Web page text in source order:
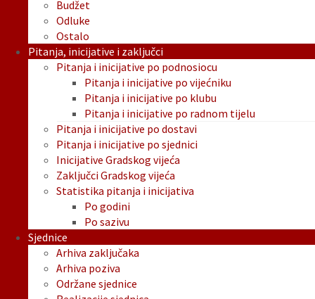
Budžet
Odluke
Ostalo
Pitanja, inicijative i zaključci
Pitanja i inicijative po podnosiocu
Pitanja i inicijative po vijećniku
Pitanja i inicijative po klubu
Pitanja i inicijative po radnom tijelu
Pitanja i inicijative po dostavi
Pitanja i inicijative po sjednici
Inicijative Gradskog vijeća
Zaključci Gradskog vijeća
Statistika pitanja i inicijativa
Po godini
Po sazivu
Sjednice
Arhiva zaključaka
Arhiva poziva
Održane sjednice